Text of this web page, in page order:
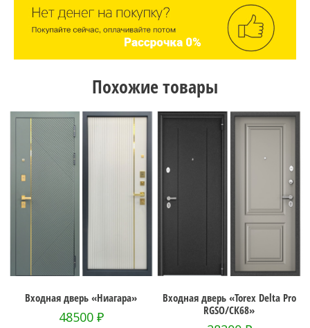
Похожие товары
Входная дверь «Ниагара»
48500 ₽
Входная дверь «Torex Delta Pro
RGSO/СК68»